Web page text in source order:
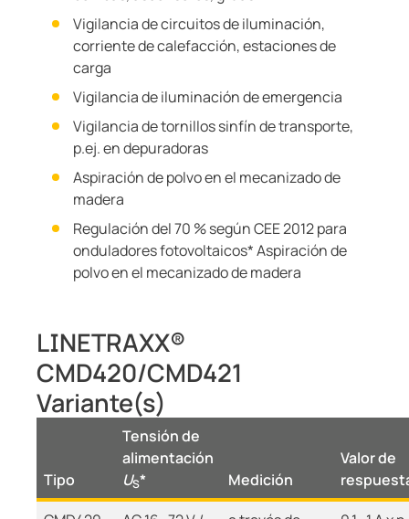
Vigilancia de circuitos de iluminación,
corriente de calefacción, estaciones de
carga
Vigilancia de iluminación de emergencia
Vigilancia de tornillos sinfín de transporte,
p.ej. en depuradoras
Aspiración de polvo en el mecanizado de
madera
Regulación del 70 % según CEE 2012 para
onduladores fotovoltaicos* Aspiración de
polvo en el mecanizado de madera
LINETRAXX®
CMD420/CMD421
Variante(s)
Tipo
Tensión de
alimentación
US* Medición
Valor de